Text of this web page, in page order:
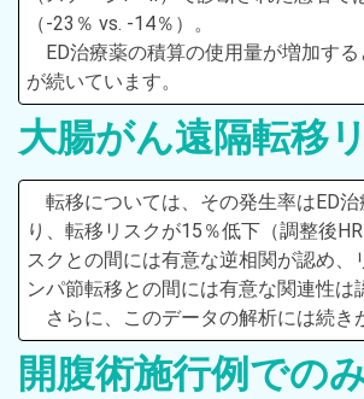
（-23％ vs. -14％）。
ED治療薬の積算の使用量が増加す
が続いています。
大腸がん遠隔転移
転移については、その発生率はED
り、転移リスクが15％低下（調整後
スクとの間には有意な逆相関が認め、
ンパ節転移との間には有意な関連性は
さらに、このデータの解析には続き
開腹術施行例での